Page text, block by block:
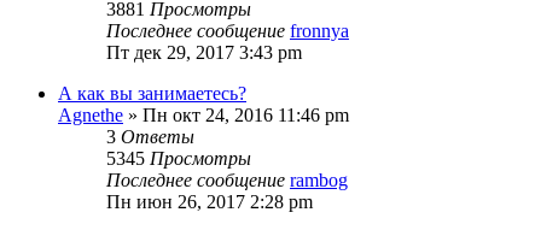
3881 Просмотры
Последнее сообщение fronnya
Пт дек 29, 2017 3:43 pm
А как вы занимаетесь?
Agnethe » Пн окт 24, 2016 11:46 pm
3 Ответы
5345 Просмотры
Последнее сообщение rambog
Пн июн 26, 2017 2:28 pm